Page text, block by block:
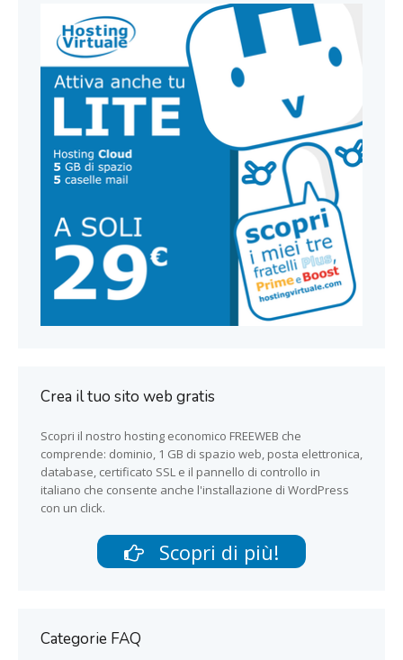
Crea il tuo sito web gratis
Scopri il nostro hosting economico FREEWEB che
comprende: dominio, 1 GB di spazio web, posta elettronica,
database, certificato SSL e il pannello di controllo in
italiano che consente anche l'installazione di WordPress
con un click.
Scopri di più!
Categorie FAQ